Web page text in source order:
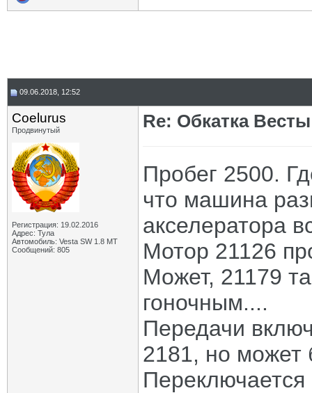
09.06.2018, 12:52
Coelurus
Продвинутый
Регистрация: 19.02.2016
Адрес: Тула
Автомобиль: Vesta SW 1.8 MT
Сообщений: 805
Re: Обкатка Весты
Пробег 2500.
что машина
акселератора
Мотор 21126
Может, 21179
гоночным....
Передачи
2181, но может